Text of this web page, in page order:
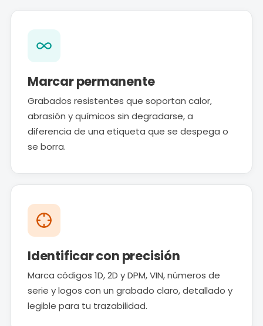
Marcar permanente
Grabados resistentes que soportan calor,
abrasión y químicos sin degradarse, a
diferencia de una etiqueta que se despega o
se borra.
Identificar con precisión
Marca códigos 1D, 2D y DPM, VIN, números de
serie y logos con un grabado claro, detallado y
legible para tu trazabilidad.